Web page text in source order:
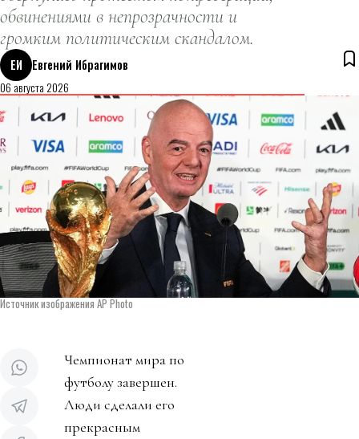
обвинениями в непрозрачности и
громким политическим скандалом.
ЕИ
Евгений Ибрагимов
06 августа 2026
Источник изображения AP Photo
Чемпионат мира по
футболу завершен.
Люди сделали его
прекрасным